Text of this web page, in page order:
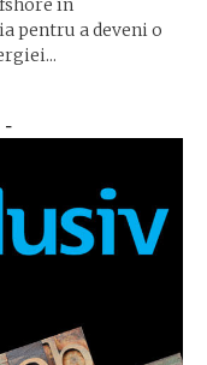
în
pentru a deveni o
-